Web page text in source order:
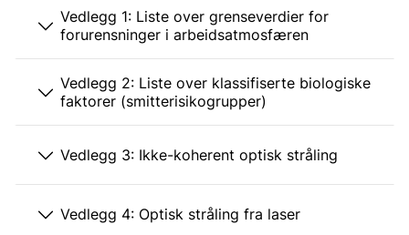
Vedlegg 1: Liste over grenseverdier for
forurensninger i arbeidsatmosfæren
Vedlegg 2: Liste over klassifiserte biologiske
faktorer (smitterisikogrupper)
Vedlegg 3: Ikke-koherent optisk stråling
Vedlegg 4: Optisk stråling fra laser